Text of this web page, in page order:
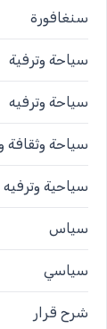
سنغافورة
سياحة وترفية
سياحة وترفيه
سياحة وثقافة
سياحية وترفيه
سياس
سياسي
شرح قرار